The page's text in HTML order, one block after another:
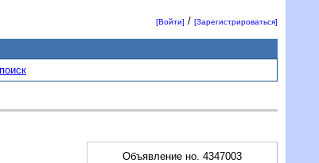
[Войти] /[Зарегистрироваться]
Объявление но. 4347003